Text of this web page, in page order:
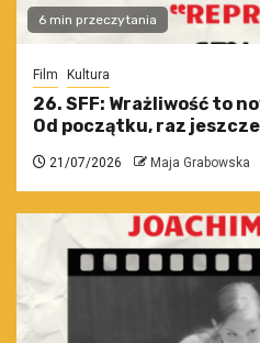
6 min przeczytania
Film Kultura
26. SFF: Wrażliwość to
Od początku, raz
21/07/2026 Maja Grabowska